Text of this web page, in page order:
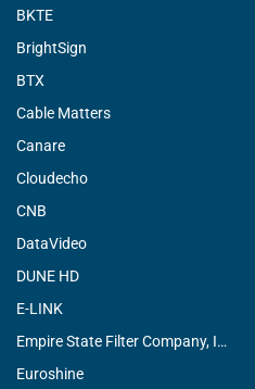
BKTE
BrightSign
BTX
Cable Matters
Canare
Cloudecho
CNB
DataVideo
DUNE HD
E-LINK
Empire State Filter Company, INC.
Euroshine